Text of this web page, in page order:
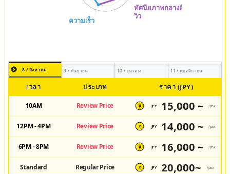
8 / สิงหาคม 9 / กันยายน 10 / ตุลาคม 11 / พฤศจิกายน
เวลา ประเภท ราคา (JPY)
10AM Review Price ¥ JPY 15,000 ~ /pax
12PM - 4PM Review Price ¥ JPY 14,000 ~ /pax
6PM - 8PM Review Price ¥ JPY 16,000 ~ /pax
Standard Regular Price ¥ JPY 20,000~ /pax